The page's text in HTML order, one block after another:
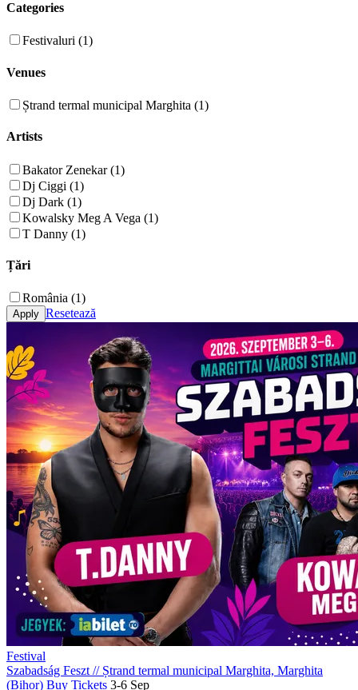
Categories
Festivaluri (1)
Venues
Ștrand termal municipal Marghita (1)
Artists
Bakator Zenekar (1)
Dj Ciggi (1)
Dj Dark (1)
Kowalsky Meg A Vega (1)
T Danny (1)
Țări
România (1)
Resetează
Festival
Szabadság Feszt //Ștrand termal municipal Marghita, Marghita
(Bihor) Buy Tickets 3-6 Sep